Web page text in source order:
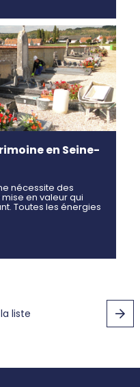
en Seine-
nécessite des
en valeur qui
Toutes les énergies
liste